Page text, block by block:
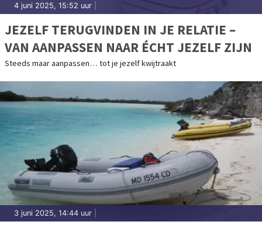
4 juni 2025, 15:52 uur
JEZELF TERUGVINDEN IN JE RELATIE –
VAN AANPASSEN NAAR ÉCHT JEZELF ZIJN
Steeds maar aanpassen… tot je jezelf kwijtraakt
3 juni 2025, 14:44 uur